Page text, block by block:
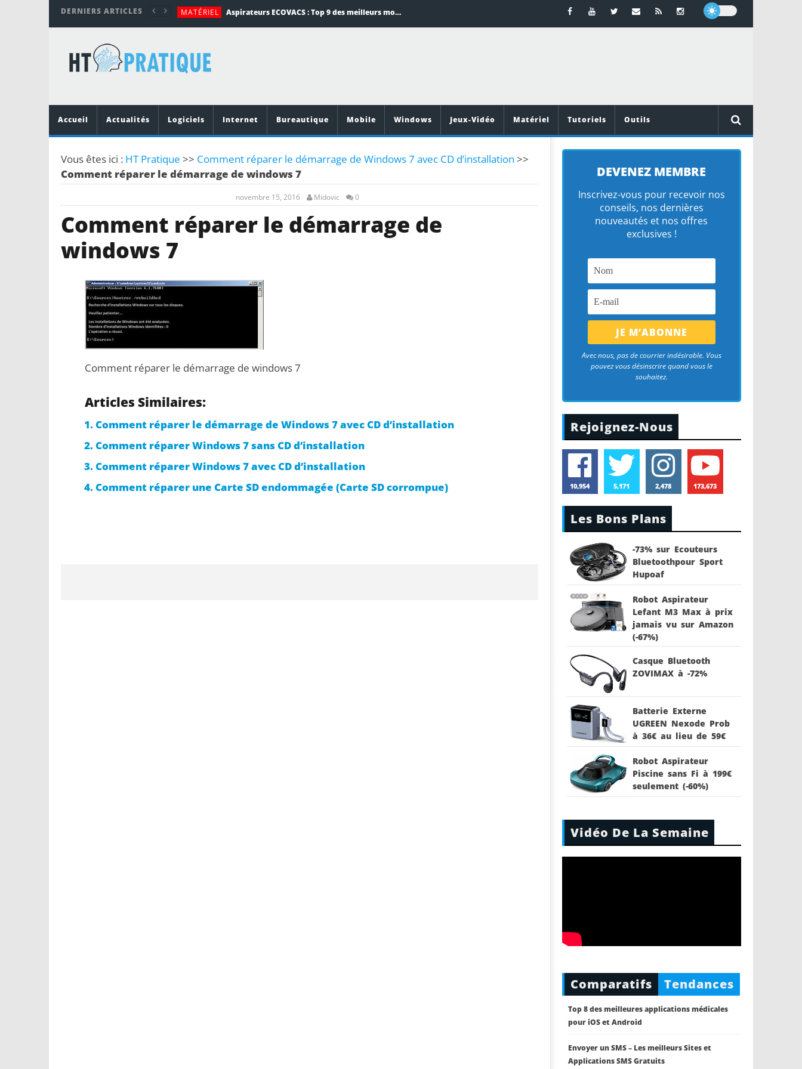
DERNIERS ARTICLES MATÉRIEL Aspirateurs ECOVACS : Top 9 des meilleurs modèles de la marque
MATÉRIEL
MOBILE
Top 10 des meilleurs jeux de cuisine pour Android
Accueil
Actualités Logiciels Internet Bureautique Mobile Windows Jeux-Vidéo Matériel Tutoriels Outils
Vous êtes ici : HT Pratique >> Comment réparer le démarrage de Windows 7 avec CD d’installation >>
Comment réparer le démarrage de windows 7
novembre 15, 2016 Midovic 0
Comment réparer le démarrage de
windows 7
Comment réparer le démarrage de windows 7
Articles Similaires:
Comment réparer le démarrage de Windows 7 avec CD d’installation
Comment réparer Windows 7 sans CD d’installation
Comment réparer Windows 7 avec CD d’installation
Comment réparer une Carte SD endommagée (Carte SD corrompue)
DEVENEZ MEMBRE
Inscrivez-vous pour recevoir nos
conseils, nos dernières
nouveautés et nos offres
exclusives !
Avec nous, pas de courrier indésirable. Vous
pouvez vous désinscrire quand vous le
souhaitez.
Rejoignez-Nous
10,954 5,171 2,478 173,673
Les Bons Plans
-73% sur Ecouteurs
Bluetoothpour Sport
Hupoaf
Robot Aspirateur
Lefant M3 Max à prix
jamais vu sur Amazon
(-67%)
Casque Bluetooth
ZOVIMAX à -72%
Batterie Externe
UGREEN Nexode Prob
à 36€ au lieu de 59€
Robot Aspirateur
Piscine sans Fi à 199€
seulement (-60%)
Vidéo De La Semaine
Comparatifs Tendances
Top 8 des meilleures applications médicales
pour iOS et Android
Envoyer un SMS – Les meilleurs Sites et
Applications SMS Gratuits